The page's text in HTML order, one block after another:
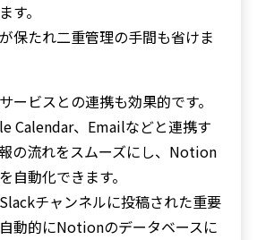
す。
保たれ二重管理の手間も省けま
ービスとの連携も効果的です。
Calendar、Emailなどと連携す
の流れをスムーズにし、Notion
自動化できます。
チャンネルに投稿された重要
動的にNotionのデータベースに